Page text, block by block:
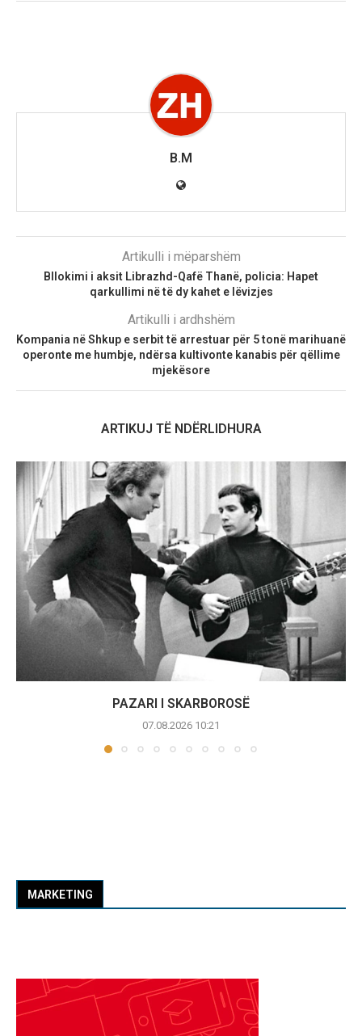
B.M
Artikulli i mëparshëm
Bllokimi i aksit Librazhd-Qafë Thanë, policia: Hapet
qarkullimi në të dy kahet e lëvizjes
Artikulli i ardhshëm
Kompania në Shkup e serbit të arrestuar për 5 tonë marihuanë
operonte me humbje, ndërsa kultivonte kanabis për qëllime
mjekësore
ARTIKUJ TË NDËRLIDHURA
PAZARI I SKARBOROSË
07.08.2026 10:21
MARKETING